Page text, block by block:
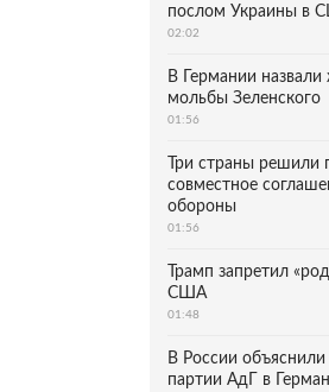
послом Украины в
02:02
В Германии
мольбы Зеленского
01:56
Три страны решили
совместное
обороны
01:56
Трамп запретил
США
01:48
В России
партии АдГ в